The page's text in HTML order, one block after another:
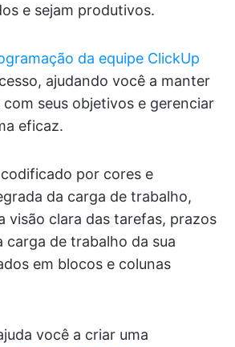
e sejam produtivos.
da equipe ClickUp
ajudando você a manter
seus objetivos e gerenciar
eficaz.
por cores e
da carga de trabalho,
visão clara das tarefas, prazos
carga de trabalho da sua
em blocos e colunas
você a criar uma